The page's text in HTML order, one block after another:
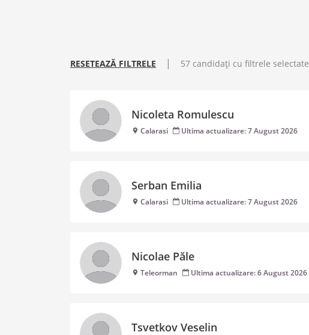
RESETEAZĂ FILTRELE | 57 candidați cu filtrele selectate
Nicoleta Romulescu
Calarasi Ultima actualizare: 7 August 2026
Serban Emilia
Calarasi Ultima actualizare: 7 August 2026
Nicolae Păle
Teleorman Ultima actualizare: 6 August 2026
Tsvetkov Veselin